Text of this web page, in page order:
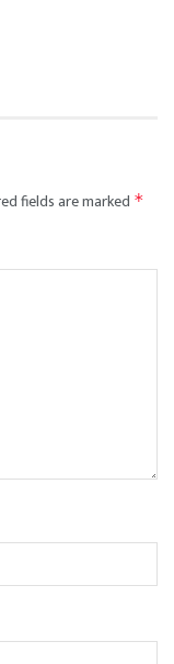
fields are marked *